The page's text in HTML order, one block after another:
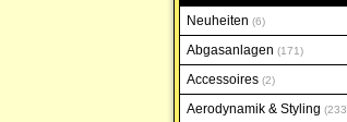
Neuheiten
6
Abgasanlagen 171
Accessoires 2
Aerodynamik & Styling 233